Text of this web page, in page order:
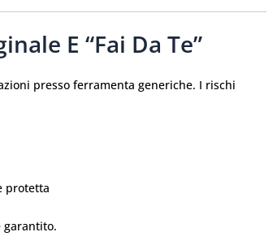
E “fai Da Te”
presso ferramenta generiche. I rischi
protetta
garantito.